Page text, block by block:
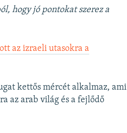
hogy jó pontokat szerez a
az izraeli utasokra a
kettős mércét alkalmaz, ami
az arab világ és a fejlődő